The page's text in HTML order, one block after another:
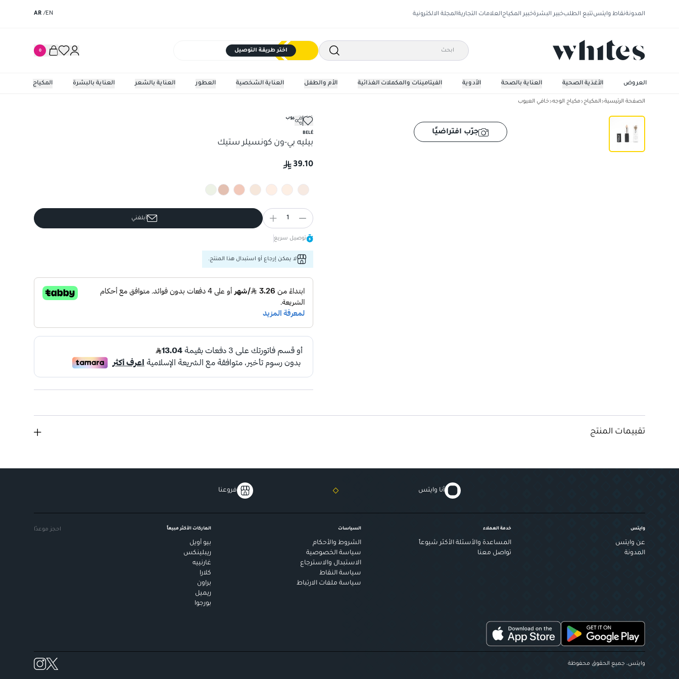
المدونةنقاط وايتستتبع الطلبخبير البشرةخبير المكياجالعلامات التجاريةالمجلة الالكترونية EN
/
AR
اختر طريقة التوصيل 0
المكياج العناية بالبشرة العناية بالشعر العطور العناية الشخصية الأم والطفل الفيتامينات والمكملات الغذائية الأدوية العناية بالصحة الأغذية الصحية العروض
الصفحة الرئيسية المكياج مكياج الوجه خافي العيوب
جرّب افتراضيًا
خافي العيوب
BELÉ
بيليه بي-ون كونسيلر ستيك
39.10
1 أبلغني
توصيل سريع
لا يمكن إرجاع أو استبدال هذا المنتج.
تقييمات المنتج
أنا وايتس فروعنا
وايتس
عن وايتس
المدونة
خدمة العملاء
المساعدة والأسئلة الأكثر شيوعاً
تواصل معنا
السياسات
الشروط والأحكام
سياسة الخصوصية
الاستبدال والاسترجاع
سياسة النقاط
سياسة ملفات الارتباط
الماركات الأكثر مبيعاً
بيو أويل
ريبلينكس
غارنييه
كلارا
براون
ريميل
بورجوا
احجز موعدًا
وايتس، جميع الحقوق محفوظة